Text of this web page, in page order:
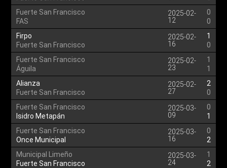
Fuerte San Francisco
FAS
2025-02-
12
0
0
Firpo
Fuerte San Francisco
2025-02-
16
1
0
Fuerte San Francisco
Águila
2025-02-
23
1
1
Alianza
Fuerte San Francisco
2025-02-
27
2
0
Fuerte San Francisco
Isidro Metapán
2025-03-
09
0
1
Fuerte San Francisco
Once Municipal
2025-03-
16
0
2
Municipal Limeño
Fuerte San Francisco
2025-03-
24
1
2